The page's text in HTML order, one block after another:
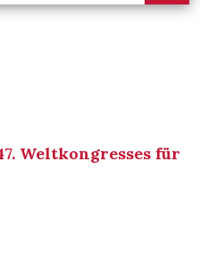
Weltkongresses für